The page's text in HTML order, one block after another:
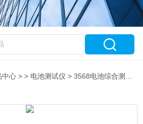
中心 > > 电池测试仪 > 3568电池综合测试仪 3568